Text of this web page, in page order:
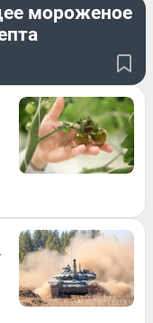
мороженое